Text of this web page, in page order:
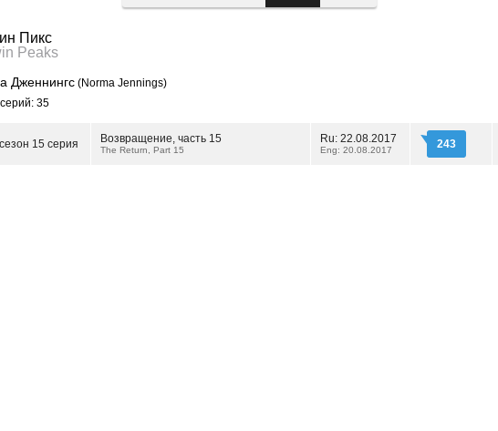
Пикс
Peaks
Дженнингс (Norma Jennings)
35
15 серия Возвращение, часть 15
The Return, Part 15
Ru: 22.08.2017
Eng: 20.08.2017 243